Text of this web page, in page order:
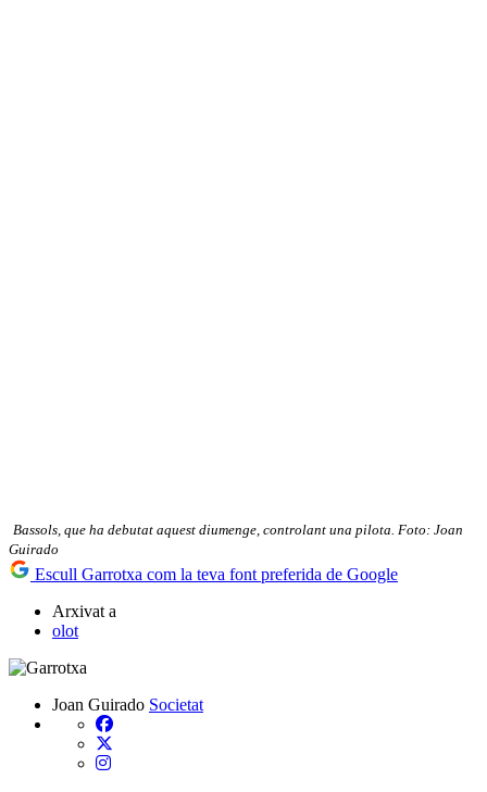
Bassols, que ha debutat aquest diumenge, controlant una pilota. Foto: Joan
Guirado
Escull Garrotxa com la teva font preferida de Google
Arxivat a
olot
Joan Guirado Societat